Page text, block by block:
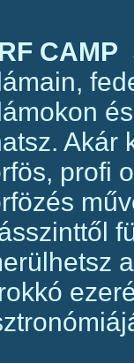
CAMP
Akár
profi